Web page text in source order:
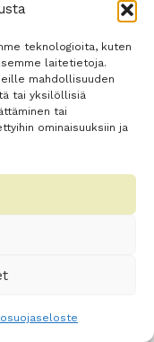
teknologioita, kuten
laitetietoja.
mahdollisuuden
tai yksilöllisiä
tai
ominaisuuksiin ja